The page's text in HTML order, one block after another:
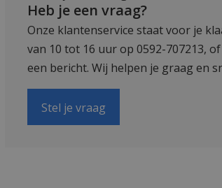
Heb je een vraag?
Onze klantenservice staat voor je
van 10 tot 16 uur op 0592-707213,
een bericht. Wij helpen je graag en
Stel je vraag